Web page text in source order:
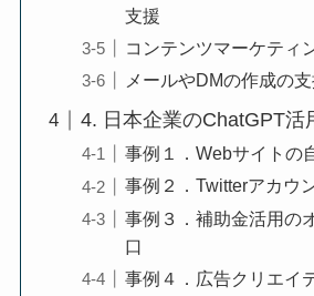
支援
コンテンツマーケティ
メールやDMの作成の
4. 日本企業のChatGPT活
事例１．Webサイトの
事例２．Twitterアカウ
事例３．補助金活用の
口
事例４．広告クリエイ